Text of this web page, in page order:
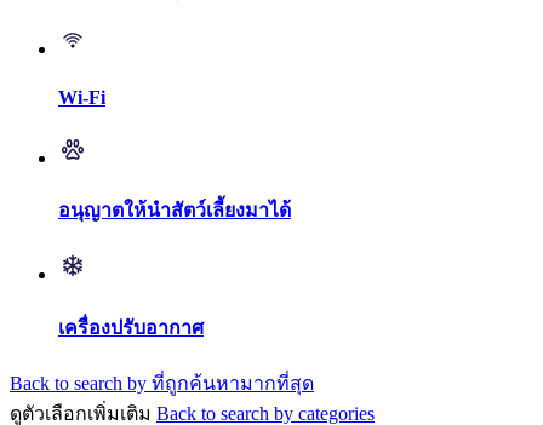
Wi-Fi
อนุญาตให้นำสัตว์เลี้ยงมาได้
เครื่องปรับอากาศ
Back to search by ที่ถูกค้นหามากที่สุด
ดูตัวเลือกเพิ่มเติม Back to search by categories